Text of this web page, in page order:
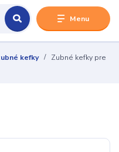
Menu
kefky
Zubné kefky pre